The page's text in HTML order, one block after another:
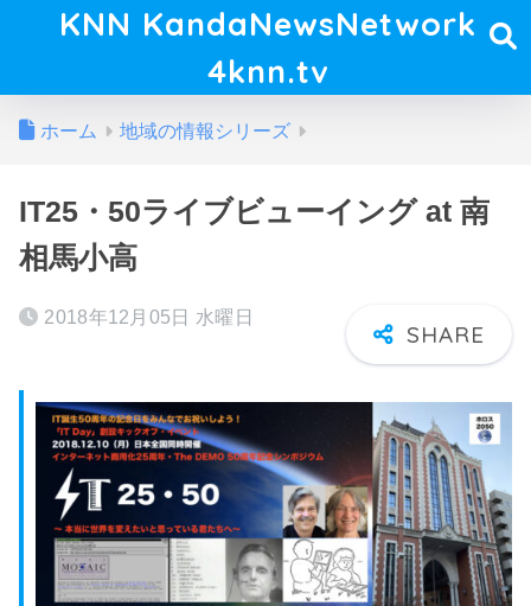
KNN KandaNewsNetwork
4knn.tv
ホーム 地域の情報シリーズ
IT25・50ライブビューイング at 南
相馬小高
2018年12月05日 水曜日